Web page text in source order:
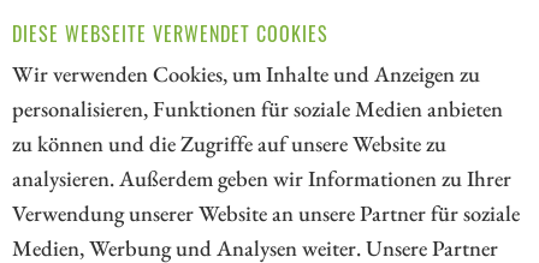
DIESE WEBSEITE VERWENDET COOKIES
Wir verwenden Cookies, um Inhalte und Anzeigen zu
personalisieren, Funktionen für soziale Medien anbieten
zu können und die Zugriffe auf unsere Website zu
analysieren. Außerdem geben wir Informationen zu Ihrer
Verwendung unserer Website an unsere Partner für soziale
Medien, Werbung und Analysen weiter. Unsere Partner
Nuklear-Brennstofflieferkette aufzubauen und können
entscheidende Meilensteine markieren.
ZUM KOMMENTAR